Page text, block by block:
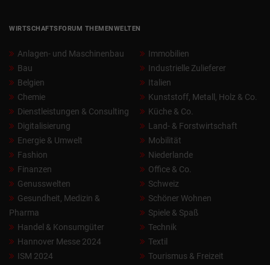
WIRTSCHAFTSFORUM THEMENWELTEN
Anlagen- und Maschinenbau
Bau
Belgien
Chemie
Dienstleistungen & Consulting
Digitalisierung
Energie & Umwelt
Fashion
Finanzen
Genusswelten
Gesundheit, Medizin &
Pharma
Handel & Konsumgüter
Hannover Messe 2024
ISM 2024
Immobilien
Industrielle Zulieferer
Italien
Kunststoff, Metall, Holz & Co.
Küche & Co.
Land- & Forstwirtschaft
Mobilität
Niederlande
Office & Co.
Schweiz
Schöner Wohnen
Spiele & Spaß
Technik
Textil
Tourismus & Freizeit